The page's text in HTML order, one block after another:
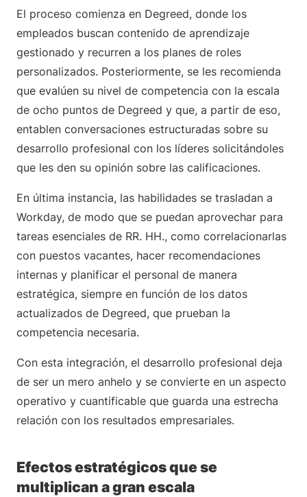
El proceso comienza en Degreed, donde los
empleados buscan contenido de aprendizaje
gestionado y recurren a los planes de roles
personalizados. Posteriormente, se les recomienda
que evalúen su nivel de competencia con la escala
de ocho puntos de Degreed y que, a partir de eso,
entablen conversaciones estructuradas sobre su
desarrollo profesional con los líderes solicitándoles
que les den su opinión sobre las calificaciones.
En última instancia, las habilidades se trasladan a
Workday, de modo que se puedan aprovechar para
tareas esenciales de RR. HH., como correlacionarlas
con puestos vacantes, hacer recomendaciones
internas y planificar el personal de manera
estratégica, siempre en función de los datos
actualizados de Degreed, que prueban la
competencia necesaria.
Con esta integración, el desarrollo profesional deja
de ser un mero anhelo y se convierte en un aspecto
operativo y cuantificable que guarda una estrecha
relación con los resultados empresariales.
Efectos estratégicos que se
multiplican a gran escala